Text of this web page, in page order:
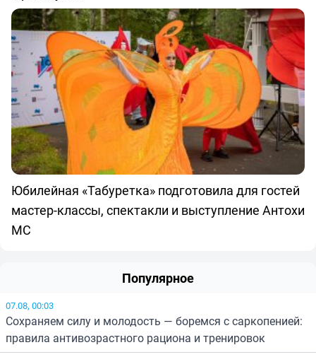
Юбилейная «Табуретка» подготовила для гостей
мастер-классы, спектакли и выступление Антохи
МС
Популярное
07.08, 00:03
Сохраняем силу и молодость — боремся с саркопенией:
правила антивозрастного рациона и тренировок